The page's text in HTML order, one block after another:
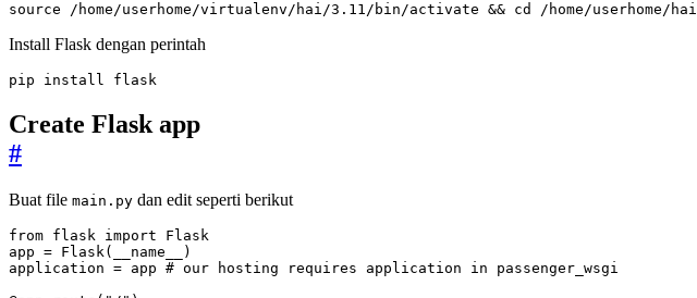
source /home/userhome/virtualenv/hai/3.11/bin/activate && cd /home/userhome/hai
Install Flask dengan perintah
pip install flask
Create Flask app
#
Buat file main.py dan edit seperti berikut
app = Flask( __name__
)
application = app # our hosting requires application in passenger_wsgi